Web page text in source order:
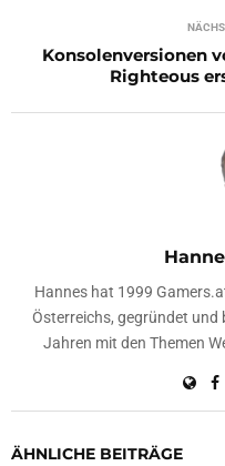
Konsolenversionen
Righteous
Hannes hat 1999
Österreichs, gegründet
Jahren mit den Themen
ÄHNLICHE BEITRÄGE